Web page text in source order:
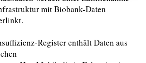
mit Biobank-Daten
Register enthält Daten aus